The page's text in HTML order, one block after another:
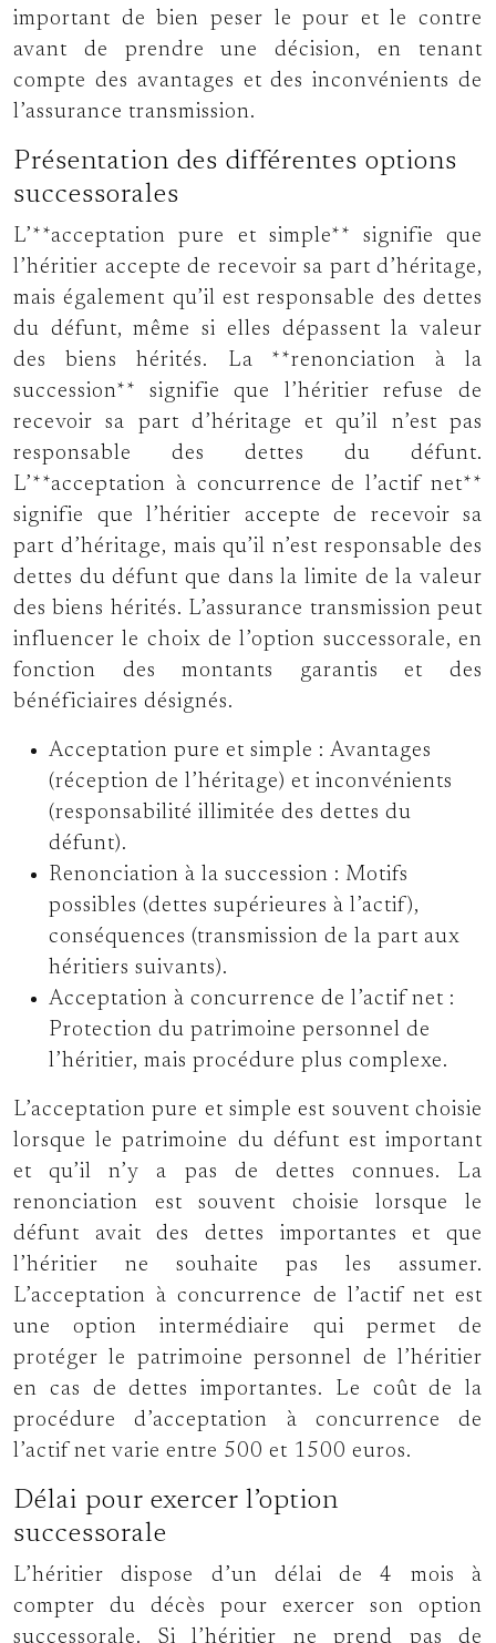
important de bien peser le pour et le contre
avant de prendre une décision, en tenant
compte des avantages et des inconvénients de
l’assurance transmission.
Présentation des différentes options
successorales
L’**acceptation pure et simple** signifie que
l’héritier accepte de recevoir sa part d’héritage,
mais également qu’il est responsable des dettes
du défunt, même si elles dépassent la valeur
des biens hérités. La **renonciation à la
succession** signifie que l’héritier refuse de
recevoir sa part d’héritage et qu’il n’est pas
responsable des dettes du défunt.
L’**acceptation à concurrence de l’actif net**
signifie que l’héritier accepte de recevoir sa
part d’héritage, mais qu’il n’est responsable des
dettes du défunt que dans la limite de la valeur
des biens hérités. L’assurance transmission peut
influencer le choix de l’option successorale, en
fonction des montants garantis et des
bénéficiaires désignés.
Acceptation pure et simple : Avantages
(réception de l’héritage) et inconvénients
(responsabilité illimitée des dettes du
défunt).
Renonciation à la succession : Motifs
possibles (dettes supérieures à l’actif),
conséquences (transmission de la part aux
héritiers suivants).
Acceptation à concurrence de l’actif net :
Protection du patrimoine personnel de
l’héritier, mais procédure plus complexe.
L’acceptation pure et simple est souvent choisie
lorsque le patrimoine du défunt est important
et qu’il n’y a pas de dettes connues. La
renonciation est souvent choisie lorsque le
défunt avait des dettes importantes et que
l’héritier ne souhaite pas les assumer.
L’acceptation à concurrence de l’actif net est
une option intermédiaire qui permet de
protéger le patrimoine personnel de l’héritier
en cas de dettes importantes. Le coût de la
procédure d’acceptation à concurrence de
l’actif net varie entre 500 et 1500 euros.
Délai pour exercer l’option
successorale
L’héritier dispose d’un délai de 4 mois à
compter du décès pour exercer son option
successorale. Si l’héritier ne prend pas de